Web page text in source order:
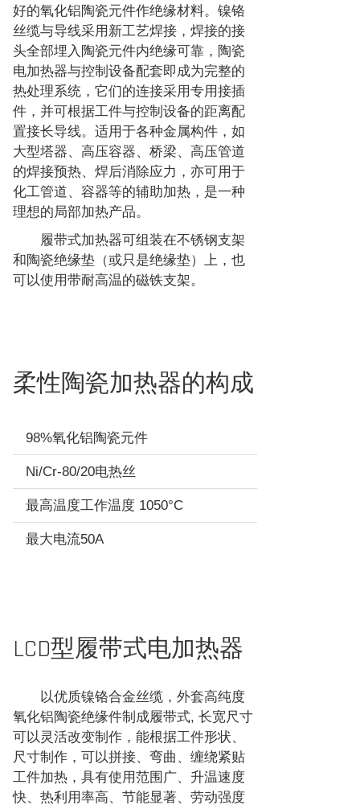
好的氧化铝陶瓷元件作绝缘材料。镍铬
丝缆与导线采用新工艺焊接，焊接的接
头全部埋入陶瓷元件内绝缘可靠，陶瓷
电加热器与控制设备配套即成为完整的
热处理系统，它们的连接采用专用接插
件，并可根据工件与控制设备的距离配
置接长导线。适用于各种金属构件，如
大型塔器、高压容器、桥梁、高压管道
的焊接预热、焊后消除应力，亦可用于
化工管道、容器等的辅助加热，是一种
理想的局部加热产品。
履带式加热器可组装在不锈钢支架
和陶瓷绝缘垫（或只是绝缘垫）上，也
可以使用带耐高温的磁铁支架。
柔性陶瓷加热器的构成
98%氧化铝陶瓷元件
Ni/Cr-80/20电热丝
最高温度工作温度 1050°C
最大电流50A
LCD型履带式电加热器
以优质镍铬合金丝缆，外套高纯度
氧化铝陶瓷绝缘件制成履带式, 长宽尺寸
可以灵活改变制作，能根据工件形状、
尺寸制作，可以拼接、弯曲、缠绕紧贴
工件加热，具有使用范围广、升温速度
快、热利用率高、节能显著、劳动强度